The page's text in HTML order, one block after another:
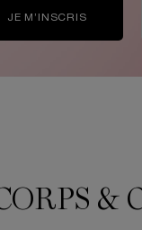
JE M’INSCRIS
&